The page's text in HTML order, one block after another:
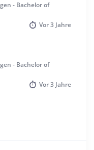
- Bachelor of
Vor3 Jahre
- Bachelor of
Vor3 Jahre